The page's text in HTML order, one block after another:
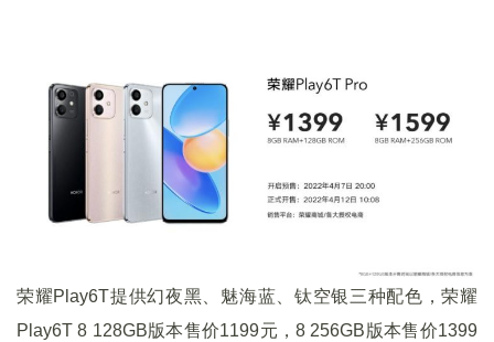
荣耀Play6T提供幻夜黑、魅海蓝、钛空银三种配色，荣耀
Play6T 8 128GB版本售价1199元，8 256GB版本售价1399